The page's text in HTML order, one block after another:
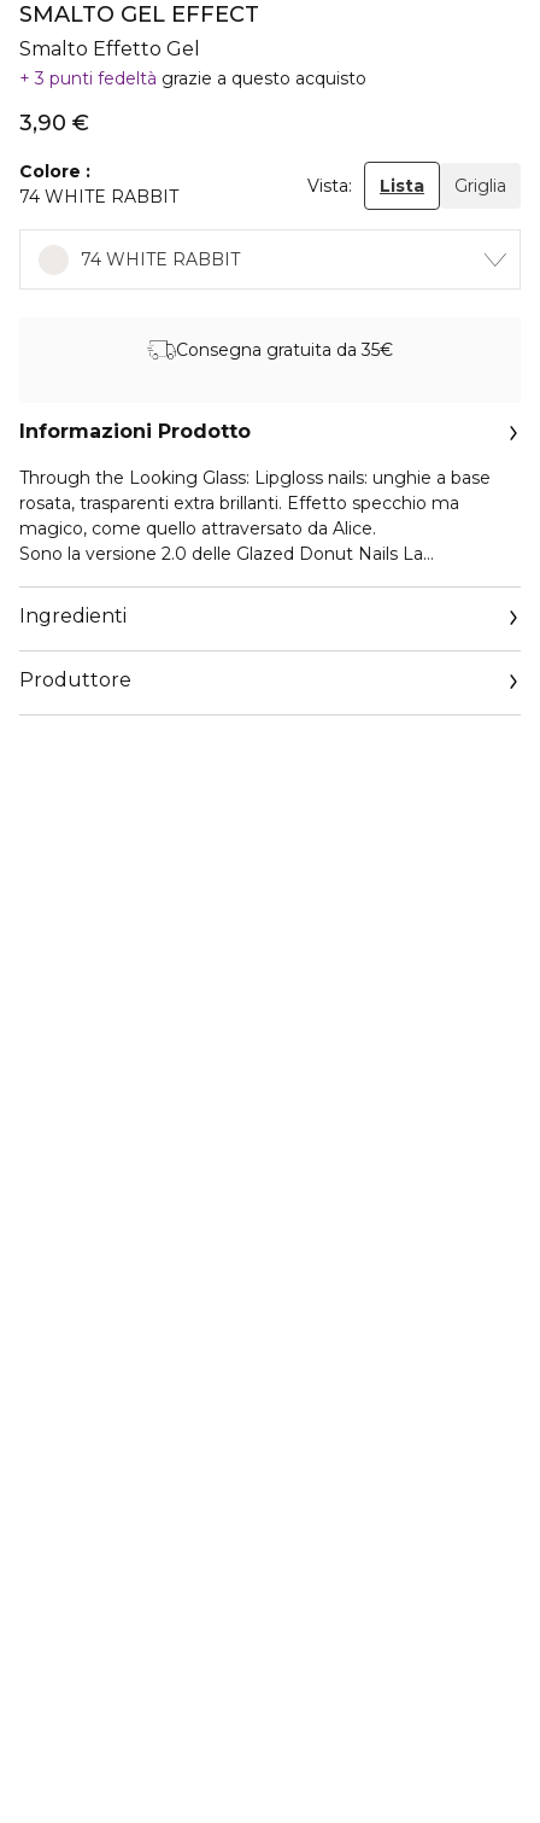
SMALTO GEL EFFECT
Smalto Effetto Gel
3 punti fedeltà grazie a questo acquisto
3,90 €
Colore
74 WHITE RABBIT
Vista: Lista Griglia
74 WHITE RABBIT
Consegna gratuita da 35€
Informazioni Prodotto
Through the Looking Glass: Lipgloss nails: unghie a base
rosata, trasparenti extra brillanti. Effetto specchio ma
magico, come quello attraversato da Alice.
Sono la versione 2.0 delle Glazed Donut Nails La
l'aspetto limpido e chiaro, con un pizzico di colore rosato.
Una variante ancora più shiny è la Micro French manicure,
con una smile line bianca e sottilissima.
Ingredienti
Produttore